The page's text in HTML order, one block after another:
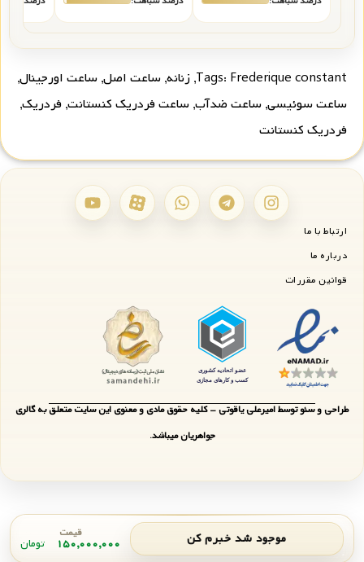
موجود شد خبرم کن قیمت
۱۵۰,۰۰۰,۰۰۰ تومان
Tags: Frederique constant
, زنانه, ساعت اصل, ساعت اورجینال,
ساعت سوئیسی, ساعت ضدآب, ساعت فردریک کنستانت, فردریک,
فردریک کنستانت
ارتباط با ما
درباره ما
قوانین مقررات
طراحی و سئو توسط امیرعلی یاقوتی - کلیه حقوق مادی و معنوی این سایت متعلق به گالری
جواهریان میباشد.